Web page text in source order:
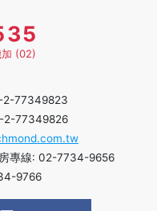
加 (02)
2-77349823
2-77349826
專線: 02-7734-9656
9766